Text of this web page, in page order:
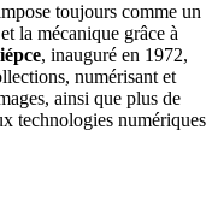
toujours comme un
la mécanique grâce à
, inauguré en 1972,
numérisant et
ainsi que plus de
technologies numériques